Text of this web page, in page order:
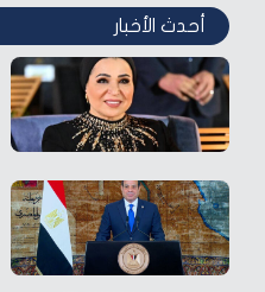
أحدث الأخبار